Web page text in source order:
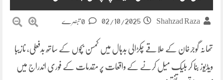
Shahzad Raza
02/10/2025
تھانہ گوجرخان کے علاقے چکڑالی بدہال میں کمسن بچوں کے ساتھ بدفعلی، نازیبا
ویڈیوز بنا کر بلیک میل کرنے کے واقعات پر مقدمات کے فوری اندراج میں